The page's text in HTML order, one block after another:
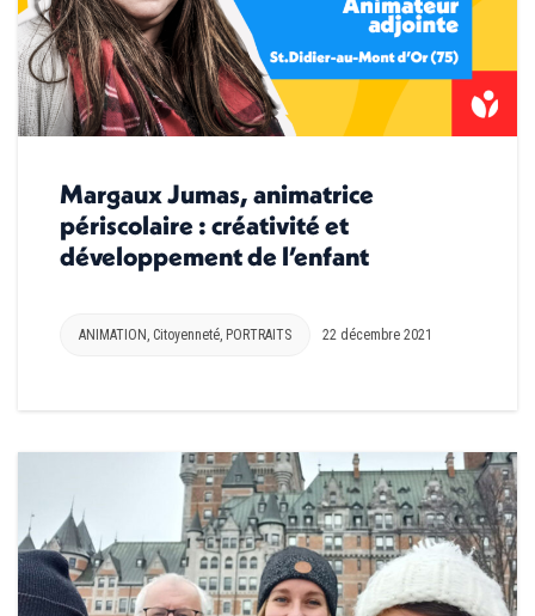
Margaux Jumas, animatrice
périscolaire : créativité et
développement de l’enfant
ANIMATION Citoyenneté PORTRAITS 22 décembre 2021